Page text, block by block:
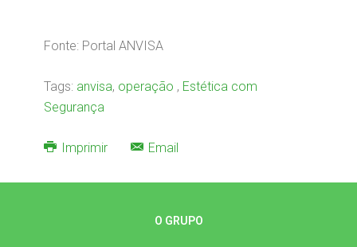
Fonte: Portal ANVISA
Tags: anvisa, operação , Estética com
Segurança
Imprimir Email
O GRUPO